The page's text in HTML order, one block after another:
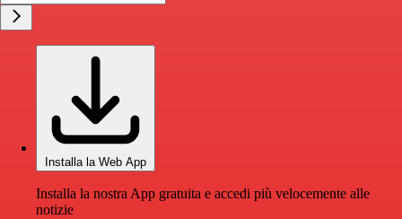
Installa la Web App
Installa la nostra App gratuita e accedi più velocemente alle
notizie